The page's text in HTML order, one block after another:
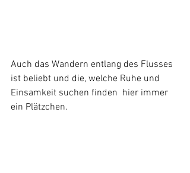
Auch das Wandern entlang des Flusses
ist beliebt und die, welche Ruhe und
Einsamkeit suchen finden  hier immer
ein Plätzchen.